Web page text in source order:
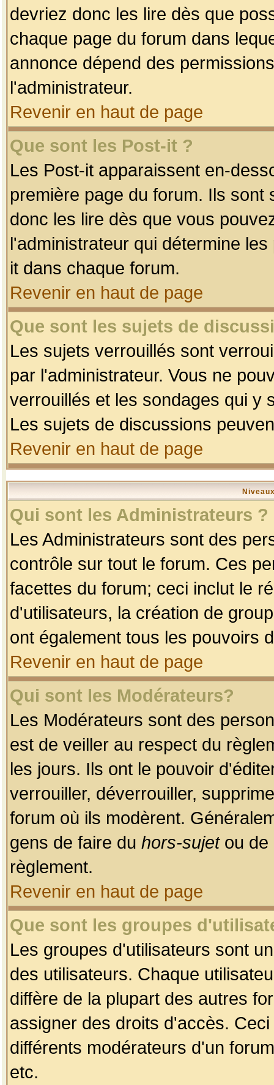
devriez donc les lire dès que
chaque page du forum dans
annonce dépend des
l'administrateur.
Revenir en haut de page
Que sont les Post-it ?
Les Post-it apparaissent en-
première page du forum. Ils
donc les lire dès que vous
l'administrateur qui détermine
it dans chaque forum.
Revenir en haut de page
Que sont les sujets de
Les sujets verrouillés sont
par l'administrateur. Vous ne
verrouillés et les sondages qui y
Les sujets de discussions
Revenir en haut de page
Qui sont les Administrateurs ?
Les Administrateurs sont des
contrôle sur tout le forum. Ces
facettes du forum; ceci inclut le
d'utilisateurs, la création de
ont également tous les pouvoirs
Revenir en haut de page
Qui sont les Modérateurs?
Les Modérateurs sont des
est de veiller au respect du
les jours. Ils ont le pouvoir
verrouiller, déverrouiller,
forum où ils modèrent.
gens de faire du hors-sujetou de
règlement.
Revenir en haut de page
Que sont les groupes
Les groupes d'utilisateurs sont
des utilisateurs. Chaque
diffère de la plupart des autres
assigner des droits d'accès.
différents modérateurs d'un
etc.